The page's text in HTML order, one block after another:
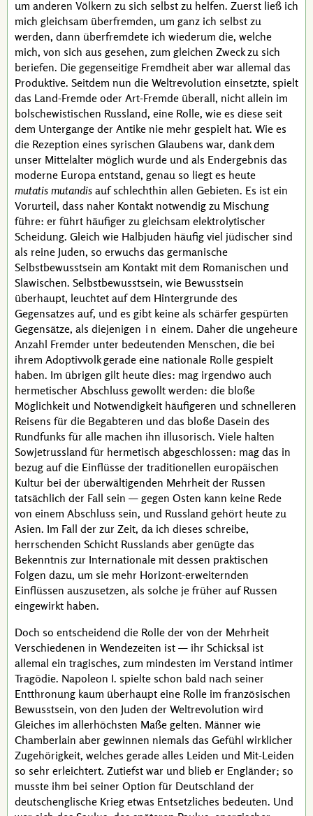
um anderen Völkern zu sich selbst zu helfen. Zuerst ließ ich
mich gleichsam überfremden, um ganz ich selbst zu
werden, dann überfremdete ich wiederum die, welche
mich, von sich aus gesehen, zum gleichen Zweck zu sich
beriefen. Die gegenseitige Fremdheit aber war allemal das
Produktive. Seitdem nun die Weltrevolution einsetzte, spielt
das Land-Fremde oder Art-Fremde überall, nicht allein im
bolschewistischen Russland, eine Rolle, wie es diese seit
dem Untergange der Antike nie mehr gespielt hat. Wie es
die Rezeption eines syrischen Glaubens war, dank dem
unser Mittelalter möglich wurde und als Endergebnis das
moderne Europa entstand, genau so liegt es heute
mutatis mutandis auf schlechthin allen Gebieten. Es ist ein
Vorurteil, dass naher Kontakt notwendig zu Mischung
führe: er führt häufiger zu gleichsam elektrolytischer
Scheidung. Gleich wie Halbjuden häufig viel jüdischer sind
als reine Juden, so erwuchs das germanische
Selbstbewusstsein am Kontakt mit dem Romanischen und
Slawischen. Selbstbewusstsein, wie Bewusstsein
überhaupt, leuchtet auf dem Hintergrunde des
Gegensatzes auf, und es gibt keine als schärfer gespürten
Gegensätze, als diejenigen in einem. Daher die ungeheure
Anzahl Fremder unter bedeutenden Menschen, die bei
ihrem Adoptivvolk gerade eine nationale Rolle gespielt
haben. Im übrigen gilt heute dies: mag irgendwo auch
hermetischer Abschluss gewollt werden: die bloße
Möglichkeit und Notwendigkeit häufigeren und schnelleren
Reisens für die Begabteren und das bloße Dasein des
Rundfunks für alle machen ihn illusorisch. Viele halten
Sowjetrussland für hermetisch abgeschlossen: mag das in
bezug auf die Einflüsse der traditionellen europäischen
Kultur bei der überwältigenden Mehrheit der Russen
tatsächlich der Fall sein — gegen Osten kann keine Rede
von einem Abschluss sein, und Russland gehört heute zu
Asien. Im Fall der zur Zeit, da ich dieses schreibe,
herrschenden Schicht Russlands aber genügte das
Bekenntnis zur Internationale mit dessen praktischen
Folgen dazu, um sie mehr Horizont-erweiternden
Einflüssen auszusetzen, als solche je früher auf Russen
eingewirkt haben.
Doch so entscheidend die Rolle der von der Mehrheit
Verschiedenen in Wendezeiten ist — ihr Schicksal ist
allemal ein tragisches, zum mindesten im Verstand intimer
Tragödie. Napoleon I. spielte schon bald nach seiner
Entthronung kaum überhaupt eine Rolle im französischen
Bewusstsein, von den Juden der Weltrevolution wird
Gleiches im allerhöchsten Maße gelten. Männer wie
Chamberlain aber gewinnen niemals das Gefühl wirklicher
Zugehörigkeit, welches gerade alles Leiden und Mit-Leiden
so sehr erleichtert. Zutiefst war und blieb er Engländer; so
musste ihm bei seiner Option für Deutschland der
deutschenglische Krieg etwas Entsetzliches bedeuten. Und